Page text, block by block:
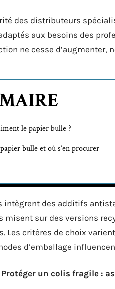
des distributeurs
aux besoins des
ne cesse
le papier bulle ?
bulle et où s’en procurer
intègrent des additifs
misent sur des versions
Les critères de choix
d’emballage
Protéger un colis fragile :